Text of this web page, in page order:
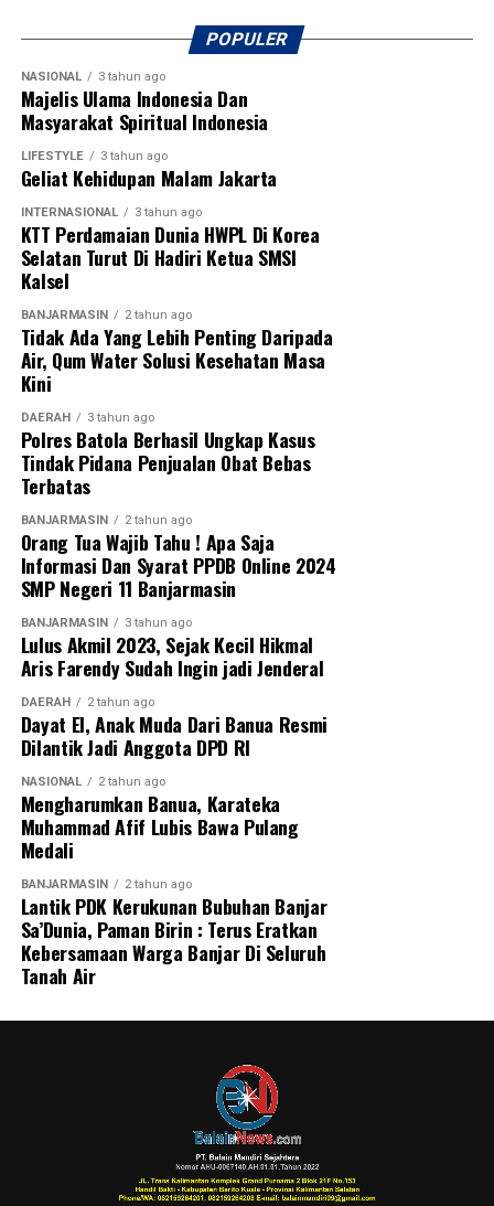
Kalimantan Selatan, KONI Kalimantan Selatan, serta
berbagai organisasi olahraga lainnya sebagai bentuk
komitmen bersama dalam memajukan sepak bola dan
melahirkan generasi atlet berprestasi di Banua.
[adv/adpim]
Post Views: 17
Sebarkan
Messenger 0 Twitter
POPULER
NASIONAL 3 tahun ago
Majelis Ulama Indonesia Dan
Masyarakat Spiritual Indonesia
LIFESTYLE 3 tahun ago
Geliat Kehidupan Malam Jakarta
INTERNASIONAL 3 tahun ago
KTT Perdamaian Dunia HWPL Di Korea
Selatan Turut Di Hadiri Ketua SMSI
Kalsel
BANJARMASIN 2 tahun ago
Tidak Ada Yang Lebih Penting Daripada
Air, Qum Water Solusi Kesehatan Masa
Kini
DAERAH 3 tahun ago
Polres Batola Berhasil Ungkap Kasus
Tindak Pidana Penjualan Obat Bebas
Terbatas
BANJARMASIN 2 tahun ago
Orang Tua Wajib Tahu ! Apa Saja
Informasi Dan Syarat PPDB Online 2024
SMP Negeri 11 Banjarmasin
BANJARMASIN 3 tahun ago
Lulus Akmil 2023, Sejak Kecil Hikmal
Aris Farendy Sudah Ingin jadi Jenderal
DAERAH 2 tahun ago
Dayat El, Anak Muda Dari Banua Resmi
Dilantik Jadi Anggota DPD RI
NASIONAL 2 tahun ago
Mengharumkan Banua, Karateka
Muhammad Afif Lubis Bawa Pulang
Medali
BANJARMASIN 2 tahun ago
Lantik PDK Kerukunan Bubuhan Banjar
Sa’Dunia, Paman Birin : Terus Eratkan
Kebersamaan Warga Banjar Di Seluruh
Tanah Air